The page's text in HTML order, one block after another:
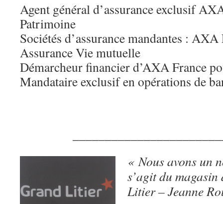
Agent général d’assurance exclusif
Patrimoine
Sociétés d’assurance mandantes :
Assurance Vie mutuelle
Démarcheur financier d’AXA France
Mandataire exclusif en opérations de
« Nous avons un
s’agit du
Litier – Jeanne